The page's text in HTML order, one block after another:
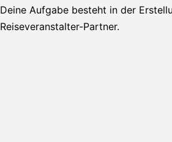
Deine Aufgabe besteht in der
Reiseveranstalter-Partner.